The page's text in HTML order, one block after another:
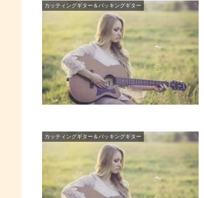
カッティングギター＆バッキングギター
カッティングギター＆バッキングギター